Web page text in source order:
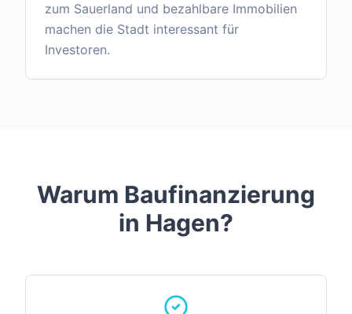
zum Sauerland und bezahlbare Immobilien
machen die Stadt interessant für
Investoren.
Warum Baufinanzierung
in Hagen?